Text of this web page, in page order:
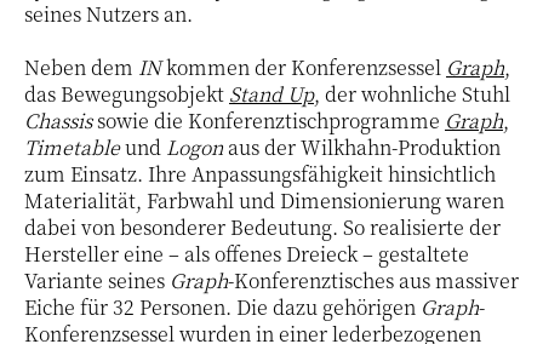
seines Nutzers an.
Neben dem INkommen der Konferenzsessel Graph,
das Bewegungsobjekt Stand Up, der wohnliche Stuhl
Chassissowie die Konferenztischprogramme Graph,
Timetableund Logon aus der Wilkhahn-Produktion
zum Einsatz. Ihre Anpassungsfähigkeit hinsichtlich
Materialität, Farbwahl und Dimensionierung waren
dabei von besonderer Bedeutung. So realisierte der
Hersteller eine – als offenes Dreieck – gestaltete
Variante seines Graph-Konferenztisches aus massiver
Eiche für 32 Personen. Die dazu gehörigen Graph-
Konferenzsessel wurden in einer lederbezogenen